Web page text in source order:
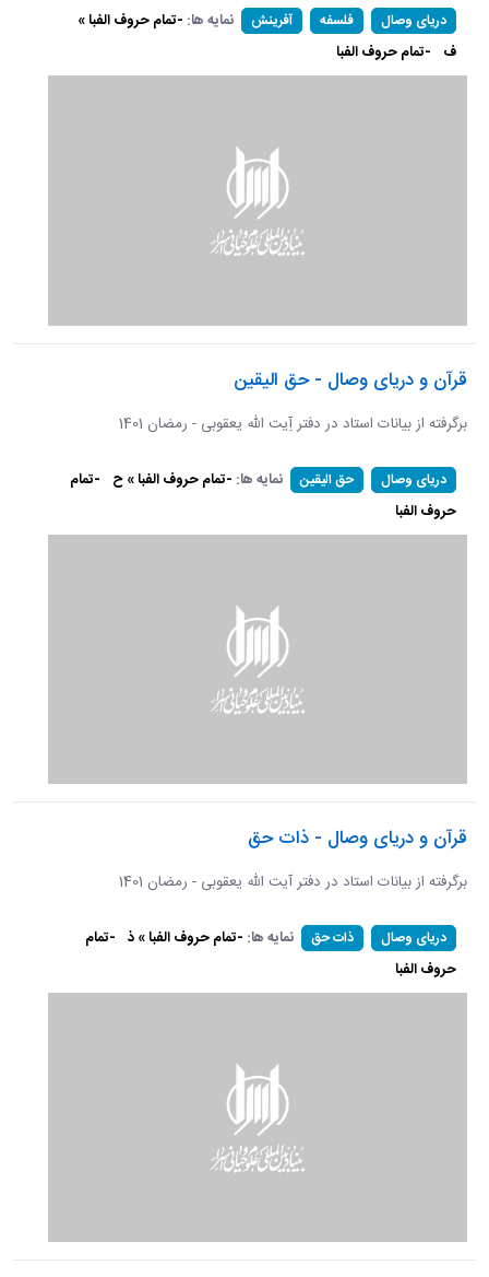
دریای وصال فلسفه آفرینش نمایه ها: -تمام حروف الفبا »
ف -تمام حروف الفبا
قرآن و دریای وصال - حق الیقین
برگرفته از بیانات استاد در دفتر آِیت الله یعقوبی - رمضان 1401
دریای وصال حق الیقین نمایه ها: -تمام حروف الفبا » ح -تمام
حروف الفبا
قرآن و دریای وصال - ذات حق
برگرفته از بیانات استاد در دفتر آیت الله یعقوبی - رمضان 1401
دریای وصال ذات حق نمایه ها: -تمام حروف الفبا » ذ -تمام
حروف الفبا